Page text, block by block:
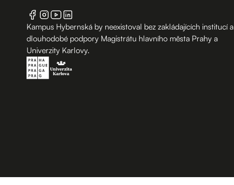
Kampus Hybernská by neexistoval bez zakládajících institucí a
dlouhodobé podpory Magistrátu hlavního města Prahy a
Univerzity Karlovy.